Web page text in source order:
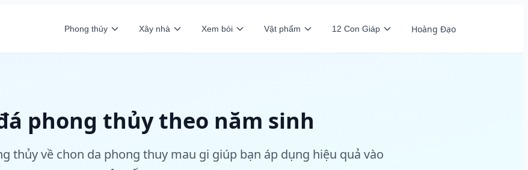
Phong thủy Xây nhà Xem bói Vật phẩm 12 Con Giáp Hoàng Đạo
phong thủy theo năm sinh
thủy về chon da phong thuy mau gi giúp bạn áp dụng hiệu quả vào